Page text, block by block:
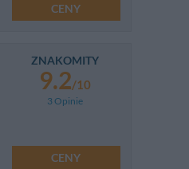
CENY
ZNAKOMITY
9.2/10
3 Opinie
CENY